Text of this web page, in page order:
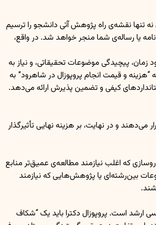
تنها نقشه‌ی راه پژوهش آتی دانشجو را ترسیم
یا رساله‌ی شما منجر خواهد شد. در واقع،
پیچیدگی موضوعات تحقیقاتی، و نیاز به
و قیمت انجام پروپوزال در شاهرود” به
کیفی و تضمین پذیرش ارائه می‌دهد.
و در نهایت، بر هزینه نهایی تأثیرگذار
که اغلب نیازمند مطالعه‌ی عمیق‌تر منابع
بین‌رشته‌ای یا پژوهش‌هایی که نیازمند
ارشد است. پروپوزال دکترا باید یک “شکاف